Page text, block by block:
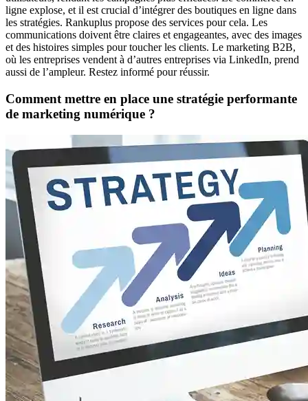
ligne explose, et il est crucial d’intégrer des boutiques en ligne dans
les stratégies. Rankuplus propose des services pour cela. Les
communications doivent être claires et engageantes, avec des images
et des histoires simples pour toucher les clients. Le marketing B2B,
où les entreprises vendent à d’autres entreprises via LinkedIn, prend
aussi de l’ampleur. Restez informé pour réussir.
Comment mettre en place une stratégie performante
de marketing numérique ?